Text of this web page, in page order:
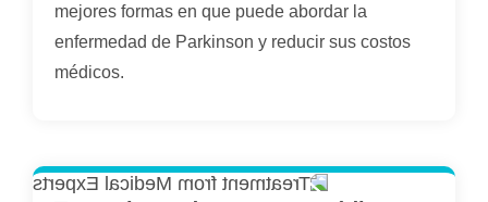
mejores formas en que puede abordar la
enfermedad de Parkinson y reducir sus costos
médicos.